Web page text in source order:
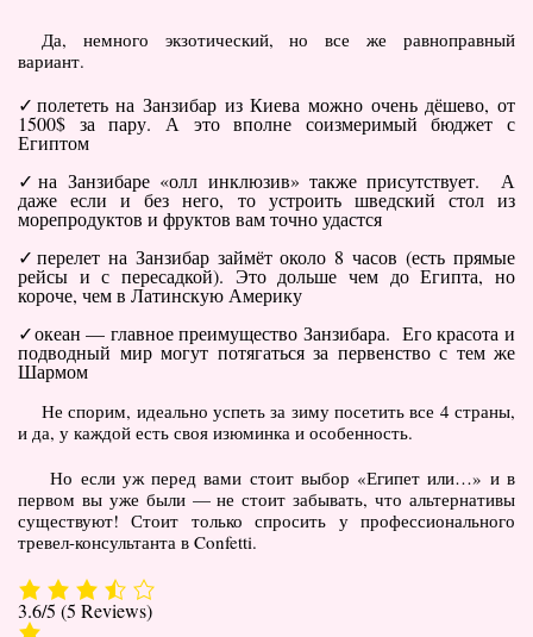
Да, немного экзотический, но все же равноправный
вариант.
полететь на Занзибар из Киева можно очень дёшево, от
1500$ за пару. А это вполне соизмеримый бюджет с
Египтом
на Занзибаре «олл инклюзив» также присутствует. А
даже если и без него, то устроить шведский стол из
морепродуктов и фруктов вам точно удастся
перелет на Занзибар займёт около 8 часов (есть прямые
рейсы и с пересадкой). Это дольше чем до Египта, но
короче, чем в Латинскую Америку
океан — главное преимущество Занзибара. Его красота и
подводный мир могут потягаться за первенство с тем же
Шармом
Не спорим, идеально успеть за зиму посетить все 4 страны,
и да, у каждой есть своя изюминка и особенность.
Но если уж перед вами стоит выбор «Египет или…» и в
первом вы уже были — не стоит забывать, что альтернативы
существуют! Стоит только спросить у профессионального
тревел-консультанта в Confetti.
3.6/5 (5 Reviews)